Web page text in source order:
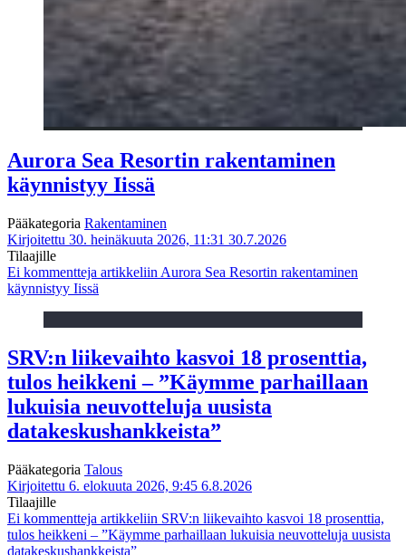
Aurora Sea Resortin rakentaminen
käynnistyy Iissä
Pääkategoria Rakentaminen
Kirjoitettu 30. heinäkuuta 2026, 11:31 30.7.2026
Tilaajille
Ei kommentteja artikkeliin Aurora Sea Resortin rakentaminen
käynnistyy Iissä
SRV:n liikevaihto kasvoi 18 prosenttia,
tulos heikkeni – ”Käymme parhaillaan
lukuisia neuvotteluja uusista
datakeskushankkeista”
Pääkategoria Talous
Kirjoitettu 6. elokuuta 2026, 9:45 6.8.2026
Tilaajille
Ei kommentteja artikkeliin SRV:n liikevaihto kasvoi 18 prosenttia,
tulos heikkeni – ”Käymme parhaillaan lukuisia neuvotteluja uusista
datakeskushankkeista”